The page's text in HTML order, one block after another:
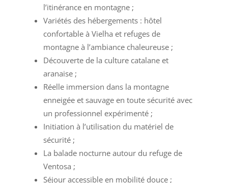
l’itinérance en montagne ;
Variétés des hébergements : hôtel
confortable à Vielha et refuges de
montagne à l’ambiance chaleureuse ;
Découverte de la culture catalane et
aranaise ;
Réelle immersion dans la montagne
enneigée et sauvage en toute sécurité avec
un professionnel expérimenté ;
Initiation à l’utilisation du matériel de
sécurité ;
La balade nocturne autour du refuge de
Ventosa ;
Séjour accessible en mobilité douce ;